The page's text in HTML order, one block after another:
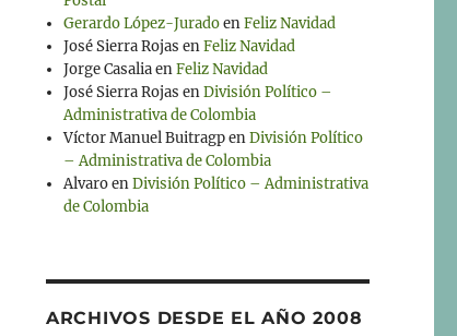
Gerardo López-JuradoenFeliz Navidad
José Sierra Rojas enFeliz Navidad
Jorge CasaliaenFeliz Navidad
José Sierra Rojas enDivisión Político –
Administrativa de Colombia
Víctor Manuel BuitragpenDivisión Político
– Administrativa de Colombia
AlvaroenDivisión Político – Administrativa
de Colombia
ARCHIVOS DESDE EL AÑO 2008